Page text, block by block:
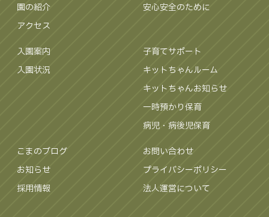
園の紹介
アクセス
安心安全のために
入園案内
入園状況
子育てサポート
キットちゃんルーム
キットちゃんお知らせ
一時預かり保育
病児・病後児保育
こまのブログ
お知らせ
採用情報
お問い合わせ
プライバシーポリシー
法人運営について